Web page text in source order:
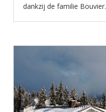
dankzij de familie Bouvier.